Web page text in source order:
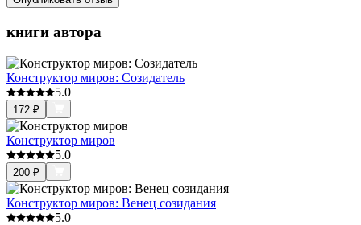
книги автора
Конструктор миров: Созидатель
5.0
172 ₽
Конструктор миров
5.0
200 ₽
Конструктор миров: Венец созидания
5.0